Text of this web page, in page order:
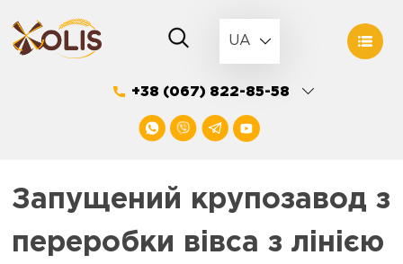
to
content
UA
+38 (067) 822-85-58
Запущений крупозавод з
переробки вівса з лінією